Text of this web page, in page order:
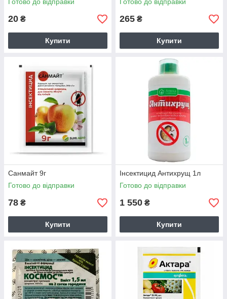
20 ₴
Купити
265 ₴
Купити
Санмайт 9г
Готово до відправки
78 ₴
Купити
Інсектицид Антихрущ 1л
Готово до відправки
1 550 ₴
Купити